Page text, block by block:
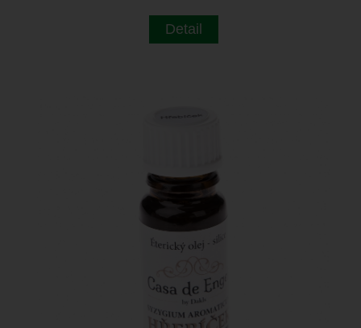
Detail